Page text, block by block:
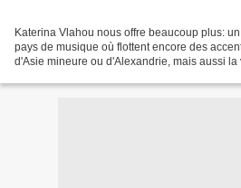
Katerina Vlahou nous offre beaucoup plus:
pays de musique où flottent encore des accents,
d'Asie mineure ou d'Alexandrie, mais aussi